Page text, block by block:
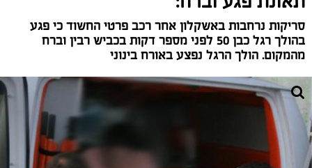
סריקות נרחבות באשקלון אחר רכב פרטי החשוד כי פגע
בהולך רגל כבן 50 לפני מספר דקות בכביש רבין וברח
מהמקום. הולך הרגל נפצע באורח בינוני